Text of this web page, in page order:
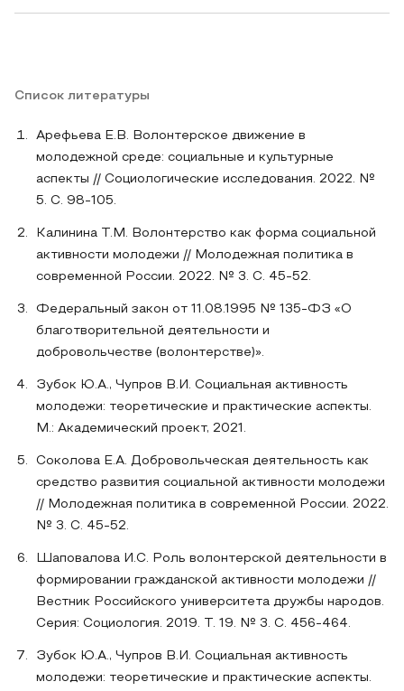
Список литературы
Арефьева Е.В. Волонтерское движение в
молодежной среде: социальные и культурные
аспекты // Социологические исследования. 2022. №
5. С. 98-105.
Калинина Т.М. Волонтерство как форма социальной
активности молодежи // Молодежная политика в
современной России. 2022. № 3. С. 45-52.
Федеральный закон от 11.08.1995 № 135-ФЗ «О
благотворительной деятельности и
добровольчестве (волонтерстве)».
Зубок Ю.А., Чупров В.И. Социальная активность
молодежи: теоретические и практические аспекты.
М.: Академический проект, 2021.
Соколова Е.А. Добровольческая деятельность как
средство развития социальной активности молодежи
// Молодежная политика в современной России. 2022.
№ 3. С. 45-52.
Шаповалова И.С. Роль волонтерской деятельности в
формировании гражданской активности молодежи //
Вестник Российского университета дружбы народов.
Серия: Социология. 2019. Т. 19. № 3. С. 456-464.
Зубок Ю.А., Чупров В.И. Социальная активность
молодежи: теоретические и практические аспекты.